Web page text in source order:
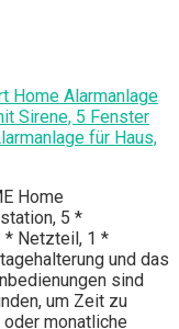
Home Alarmanlage
Sirene, 5 Fenster
für Haus,
Home
5 *
* Netzteil, 1 *
und das
sind
um Zeit zu
monatliche